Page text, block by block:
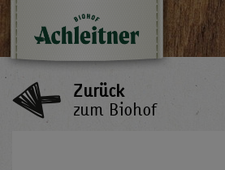
Zurück
zum Biohof